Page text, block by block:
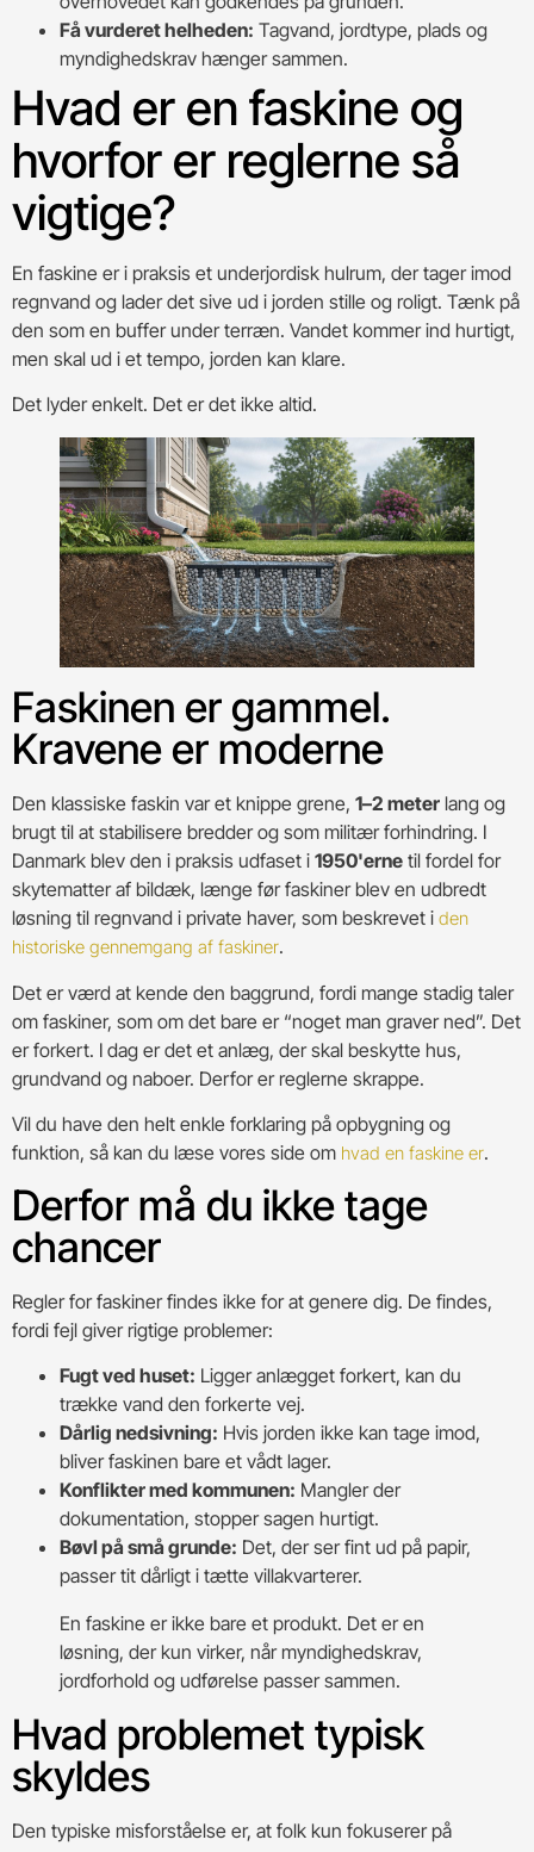
Få vurderet helheden: Tagvand, jordtype, plads og
myndighedskrav hænger sammen.
Hvad er en faskine og
hvorfor er reglerne så
vigtige?
En faskine er i praksis et underjordisk hulrum, der tager imod
regnvand og lader det sive ud i jorden stille og roligt. Tænk på
den som en buffer under terræn. Vandet kommer ind hurtigt,
men skal ud i et tempo, jorden kan klare.
Det lyder enkelt. Det er det ikke altid.
Faskinen er gammel.
Kravene er moderne
Den klassiske faskin var et knippe grene, 1–2 meter lang og
brugt til at stabilisere bredder og som militær forhindring. I
Danmark blev den i praksis udfaset i 1950'erne til fordel for
skytematter af bildæk, længe før faskiner blev en udbredt
løsning til regnvand i private haver, som beskrevet i den
historiske gennemgang af faskiner.
Det er værd at kende den baggrund, fordi mange stadig taler
om faskiner, som om det bare er “noget man graver ned”. Det
er forkert. I dag er det et anlæg, der skal beskytte hus,
grundvand og naboer. Derfor er reglerne skrappe.
Vil du have den helt enkle forklaring på opbygning og
funktion, så kan du læse vores side om hvad en faskine er.
Derfor må du ikke tage
chancer
Regler for faskiner findes ikke for at genere dig. De findes,
fordi fejl giver rigtige problemer:
Fugt ved huset: Ligger anlægget forkert, kan du
trække vand den forkerte vej.
Dårlig nedsivning: Hvis jorden ikke kan tage imod,
bliver faskinen bare et vådt lager.
Konflikter med kommunen: Mangler der
dokumentation, stopper sagen hurtigt.
Bøvl på små grunde: Det, der ser fint ud på papir,
passer tit dårligt i tætte villakvarterer.
En faskine er ikke bare et produkt. Det er en
løsning, der kun virker, når myndighedskrav,
jordforhold og udførelse passer sammen.
Hvad problemet typisk
skyldes
Den typiske misforståelse er, at folk kun fokuserer på